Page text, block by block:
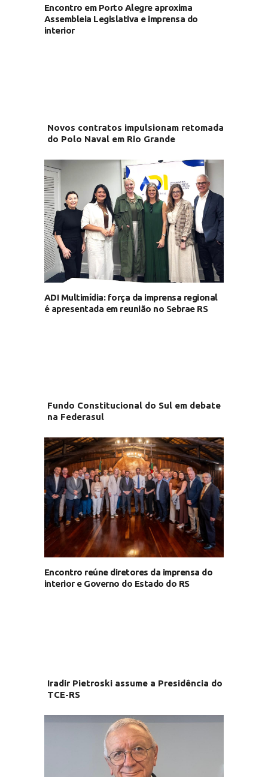
Encontro em Porto Alegre aproxima
Assembleia Legislativa e imprensa do
interior
Novos contratos impulsionam retomada
do Polo Naval em Rio Grande
ADI Multimídia: força da imprensa regional
é apresentada em reunião no Sebrae RS
Fundo Constitucional do Sul em debate
na Federasul
Encontro reúne diretores da imprensa do
interior e Governo do Estado do RS
Iradir Pietroski assume a Presidência do
TCE-RS